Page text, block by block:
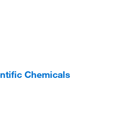
Chemicals